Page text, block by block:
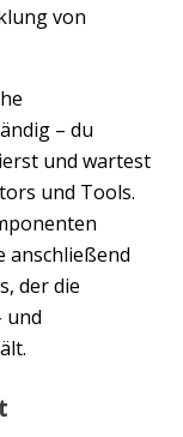
von
– du
und wartest
und Tools.
anschließend
der die
und